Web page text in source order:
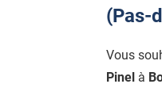
(Pas-
Vous
Pinel à